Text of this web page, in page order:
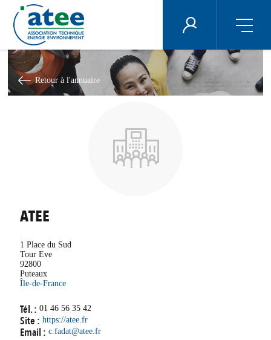
Aller
contenu
principal
ÉNERGIE PLUS
Retour à l'annuaire
ATEE
1 Place du Sud
Tour Eve
92800
Puteaux
Île-de-France
Tél. : 01 46 56 35 42
Site : https://atee.fr
Email : c.fadat@atee.fr
Panneau de gestion des cookies